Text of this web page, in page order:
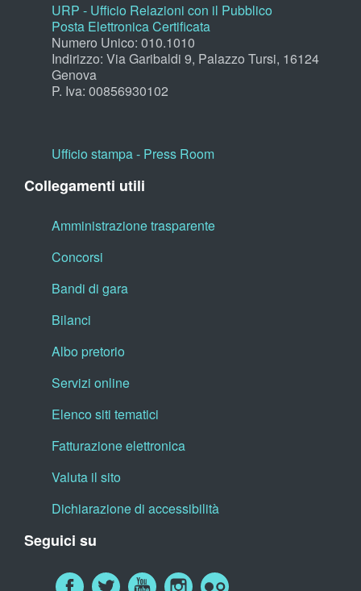
URP - Ufficio Relazioni con il Pubblico
Posta Elettronica Certificata
Numero Unico: 010.1010
Indirizzo: Via Garibaldi 9, Palazzo Tursi, 16124
Genova
P. Iva: 00856930102
Ufficio stampa - Press Room
Collegamenti utili
Amministrazione trasparente
Concorsi
Bandi di gara
Bilanci
Albo pretorio
Servizi online
Elenco siti tematici
Fatturazione elettronica
Valuta il sito
Dichiarazione di accessibilità
Seguici su